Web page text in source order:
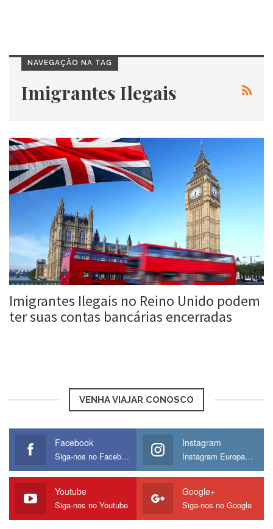
NAVEGAÇÃO NA TAG
Imigrantes Ilegais
Imigrantes Ilegais no Reino Unido podem
ter suas contas bancárias encerradas
VENHA VIAJAR CONOSCO
Facebook
Siga-nos no Facebook
Instagram
Instagram Europamos
Youtube
Siga-nos no Youtube
Google+
Siga-nos no Google